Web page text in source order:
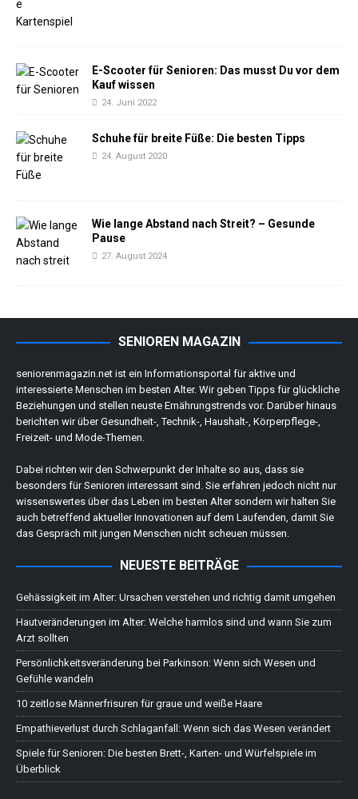
E-Scooter für Senioren: Das musst Du vor dem
Kauf wissen
24. Juni 2022
Schuhe für breite Füße: Die besten Tipps
24. August 2020
Wie lange Abstand nach Streit? – Gesunde
Pause
27. August 2024
SENIOREN MAGAZIN
seniorenmagazin.net ist ein Informationsportal für aktive und
interessierte Menschen im besten Alter. Wir geben Tipps für glückliche
Beziehungen und stellen neuste Ernährungstrends vor. Darüber hinaus
berichten wir über Gesundheit-, Technik-, Haushalt-, Körperpflege-,
Freizeit- und Mode-Themen.
Dabei richten wir den Schwerpunkt der Inhalte so aus, dass sie
besonders für Senioren interessant sind. Sie erfahren jedoch nicht nur
wissenswertes über das Leben im besten Alter sondern wir halten Sie
auch betreffend aktueller Innovationen auf dem Laufenden, damit Sie
das Gespräch mit jungen Menschen nicht scheuen müssen.
NEUESTE BEITRÄGE
Gehässigkeit im Alter: Ursachen verstehen und richtig damit umgehen
Hautveränderungen im Alter: Welche harmlos sind und wann Sie zum
Arzt sollten
Persönlichkeitsveränderung bei Parkinson: Wenn sich Wesen und
Gefühle wandeln
10 zeitlose Männerfrisuren für graue und weiße Haare
Empathieverlust durch Schlaganfall: Wenn sich das Wesen verändert
Spiele für Senioren: Die besten Brett-, Karten- und Würfelspiele im
Überblick